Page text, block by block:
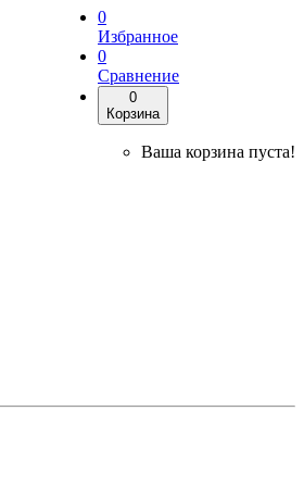
0
Избранное
0
Сравнение
0
Корзина
Ваша корзина пуста!